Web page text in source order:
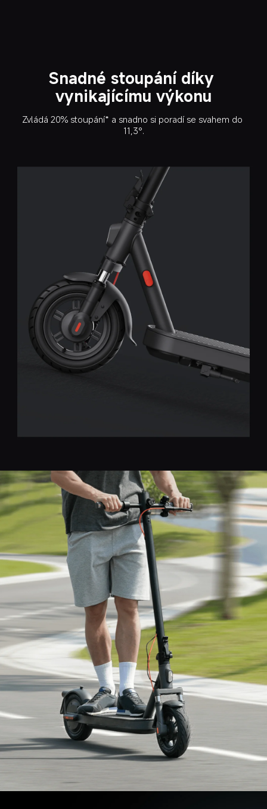
Snadné stoupání díky
vynikajícímu výkonu
Zvládá 20% stoupání* a snadno si poradí se svahem do
11,3°.